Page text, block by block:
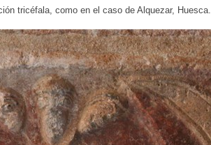
tricéfala, como en el caso de Alquezar, Huesca.